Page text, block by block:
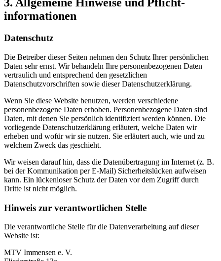
3. Allgemeine Hinweise und Pflicht­
informationen
Datenschutz
Die Betreiber dieser Seiten nehmen den Schutz Ihrer persönlichen
Daten sehr ernst. Wir behandeln Ihre personenbezogenen Daten
vertraulich und entsprechend den gesetzlichen
Datenschutzvorschriften sowie dieser Datenschutzerklärung.
Wenn Sie diese Website benutzen, werden verschiedene
personenbezogene Daten erhoben. Personenbezogene Daten sind
Daten, mit denen Sie persönlich identifiziert werden können. Die
vorliegende Datenschutzerklärung erläutert, welche Daten wir
erheben und wofür wir sie nutzen. Sie erläutert auch, wie und zu
welchem Zweck das geschieht.
Wir weisen darauf hin, dass die Datenübertragung im Internet (z. B.
bei der Kommunikation per E-Mail) Sicherheitslücken aufweisen
kann. Ein lückenloser Schutz der Daten vor dem Zugriff durch
Dritte ist nicht möglich.
Hinweis zur verantwortlichen Stelle
Die verantwortliche Stelle für die Datenverarbeitung auf dieser
Website ist:
MTV Immensen e. V.